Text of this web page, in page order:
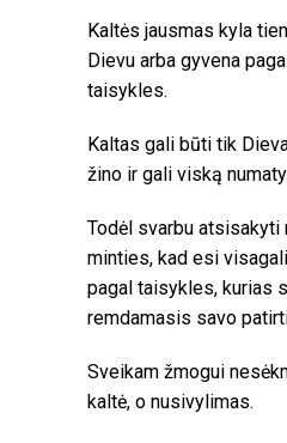
Kaltės jausmas kyla
Dievu arba gyvena
taisykles.
Kaltas gali būti tik
žino ir gali viską
Todėl svarbu atsisakyti
minties, kad esi
pagal taisykles, kurias
remdamasis savo
Sveikam žmogui
kaltė, o nusivylimas.